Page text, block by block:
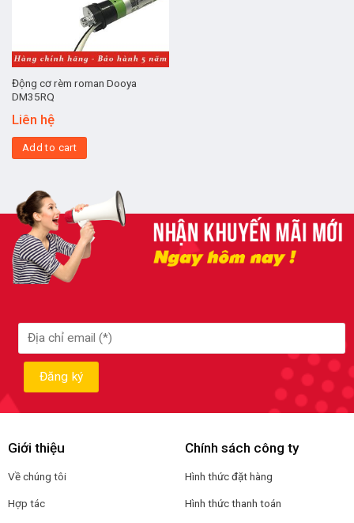
Động cơ rèm roman Dooya
DM35RQ
Liên hệ
Add to cart
Giới thiệu
Về chúng tôi
Hợp tác
Chính sách công ty
Hình thức đặt hàng
Hình thức thanh toán